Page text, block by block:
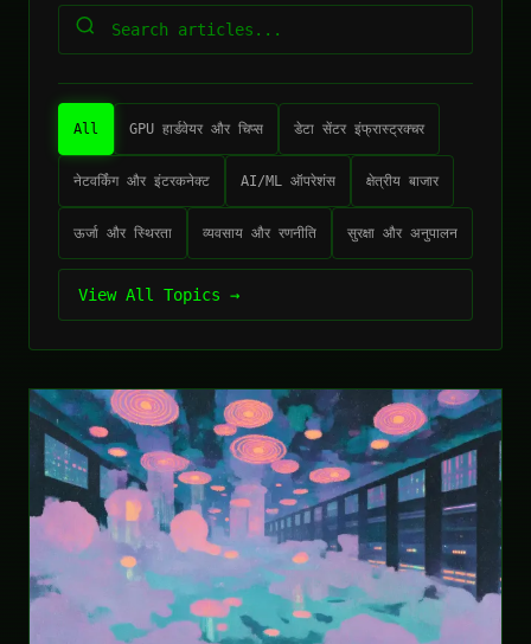
All GPU हार्डवेयर और चिप्स डेटा सेंटर इंफ्रास्ट्रक्चर
नेटवर्किंग और इंटरकनेक्ट AI/ML ऑपरेशंस क्षेत्रीय बाजार
ऊर्जा और स्थिरता व्यवसाय और रणनीति सुरक्षा और अनुपालन
View All Topics →